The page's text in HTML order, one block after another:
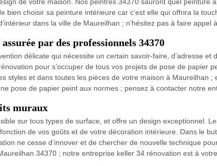
bien choisir sa peinture intérieure car c'est elle qui offrira la
dans la ville de Maureilhan ; n’hésitez pas à faire appel
par des professionnels 34370
délicate qui nécessite un certain savoir-faire, d’adresse et
pour s’occuper de tous vos projets de pose de papier
styles et dans toutes les pièces de votre maison à Maureilhan
pose de papier peint aux normes ; pensez à contacter notre
muraux
sur tous types de surface, et offre un design exceptionnel.
de vos goûts et de votre décoration intérieure. Dans le
ne cesse d’innover et de chercher de nouvelle technique
34370 ; notre entreprise keller 34 rénovation est à